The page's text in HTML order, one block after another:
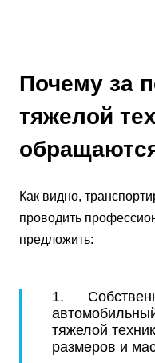
Почему за
тяжелой
Как видно,
проводить
предложить:
1.
тяжелой
размеров и